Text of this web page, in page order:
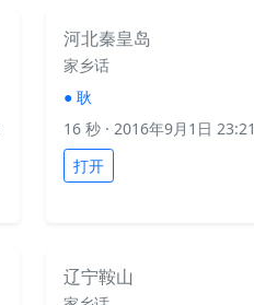
河北秦皇岛
家乡话
● 耿
16 秒 · 2016年9月1日 23:21
打开
辽宁鞍山